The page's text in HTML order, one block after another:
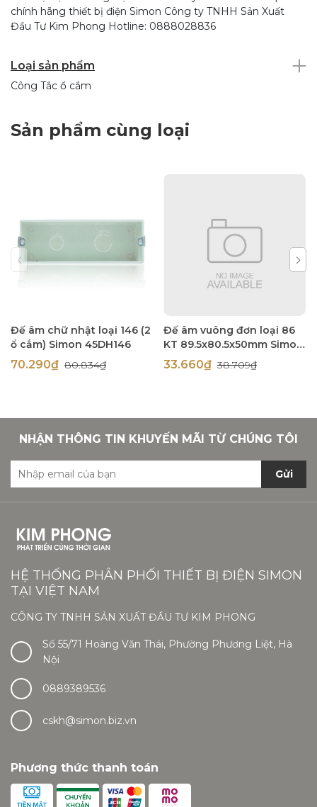
chính hãng thiết bị điện Simon Công ty TNHH Sản Xuất
Đầu Tư Kim Phong Hotline: 0888028836
Loại sản phẩm
Công Tắc ổ cắm
Sản phẩm cùng loại
Đế âm chữ nhật loại 146 (2
ổ cắm) Simon 45DH146
70.290₫ 80.834₫
Đế âm vuông đơn loại 86
KT 89.5x80.5x50mm Simon
45DH86
33.660₫ 38.709₫
NHẬN THÔNG TIN KHUYẾN MÃI TỪ CHÚNG TÔI
Gửi
HỆ THỐNG PHÂN PHỐI THIẾT BỊ ĐIỆN SIMON
TẠI VIỆT NAM
CÔNG TY TNHH SẢN XUẤT ĐẦU TƯ KIM PHONG
Số 55/71 Hoàng Văn Thái, Phường Phương Liệt, Hà
Nội
0889389536
cskh@simon.biz.vn
Phương thức thanh toán